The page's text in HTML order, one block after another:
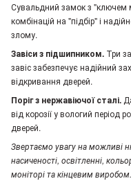
Сувальдний замок з "ключем
комбінацій на "підбір" і
злому.
Завіси з підшипником. Три
завіс забезпечує надійний
відкривання дверей.
Поріг з нержавіючої сталі.
від корозії у вологий період
дверей.
Звертаємо увагуна можливі
насиченості, освітленні,
моніторі та кінцевим